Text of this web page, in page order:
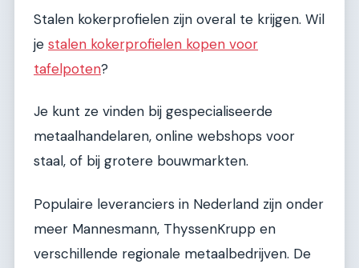
Stalen kokerprofielen zijn overal te krijgen. Wil
je stalen kokerprofielen kopen voor
tafelpoten?
Je kunt ze vinden bij gespecialiseerde
metaalhandelaren, online webshops voor
staal, of bij grotere bouwmarkten.
Populaire leveranciers in Nederland zijn onder
meer Mannesmann, ThyssenKrupp en
verschillende regionale metaalbedrijven. De